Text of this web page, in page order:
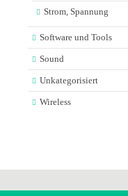
Strom, Spannung
Software und Tools
Sound
Unkategorisiert
Wireless